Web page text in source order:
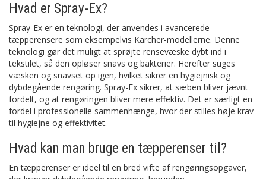
Hvad er Spray-Ex?
Spray-Ex er en teknologi, der anvendes i avancerede
tæpperensere som eksempelvis Kärcher-modellerne. Denne
teknologi gør det muligt at sprøjte rensevæske dybt ind i
tekstilet, så den opløser snavs og bakterier. Herefter suges
væsken og snavset op igen, hvilket sikrer en hygiejnisk og
dybdegående rengøring. Spray-Ex sikrer, at sæben bliver jævnt
fordelt, og at rengøringen bliver mere effektiv. Det er særligt en
fordel i professionelle sammenhænge, hvor der stilles høje krav
til hygiejne og effektivitet.
Hvad kan man bruge en tæpperenser til?
En tæpperenser er ideel til en bred vifte af rengøringsopgaver,